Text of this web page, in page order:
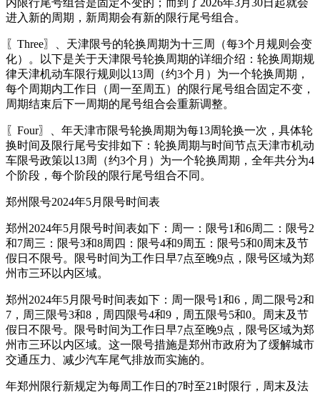
进入新的周期，新周期会有新的限行尾号组合。
〖Three〗、天津限号的轮换周期为十三周（每3个月规则会变
化）。以下是关于天津限号轮换周期的详细介绍：轮换周期规
律天津机动车限行规则以13周（约3个月）为一个轮换周期，
每个周期内工作日（周一至周五）的限行尾号组合固定不变，
周期结束后下一周期的尾号组合会重新调整。
〖Four〗、年天津市限号轮换周期为每13周轮换一次，具体轮
换时间及限行尾号安排如下：轮换周期与时间节点天津市机动
车限号政策以13周（约3个月）为一个轮换周期，全年共分为4
个阶段，每个阶段的限行尾号组合不同。
郑州限号2024年5月限号时间表
郑州2024年5月限号时间表如下：周一：限号1和6周二：限号2
和7周三：限号3和8周四：限号4和9周五：限号5和0周末及节
假日不限号。限号时间为工作日早7点至晚9点，限号区域为郑
州市三环以内区域。
郑州2024年5月限号时间表如下：周一限号1和6，周二限号2和
7，周三限号3和8，周四限号4和9，周五限号5和0。周末及节
假日不限号。限号时间为工作日早7点至晚9点，限号区域为郑
州市三环以内区域。这一限号措施是郑州市政府为了缓解城市
交通压力、减少汽车尾气排放而实施的。
年郑州限行新规定为每周工作日的7时至21时限行，周末及法